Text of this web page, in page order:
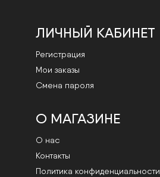
ЛИЧНЫЙ КАБИНЕТ
Регистрация
Мои заказы
Смена пароля
О МАГАЗИНЕ
О нас
Контакты
Политика конфиденциальности